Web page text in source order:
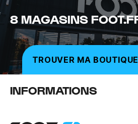
8 MAGASINS
TROUVER MA BOUTIQUE
INFORMATIONS